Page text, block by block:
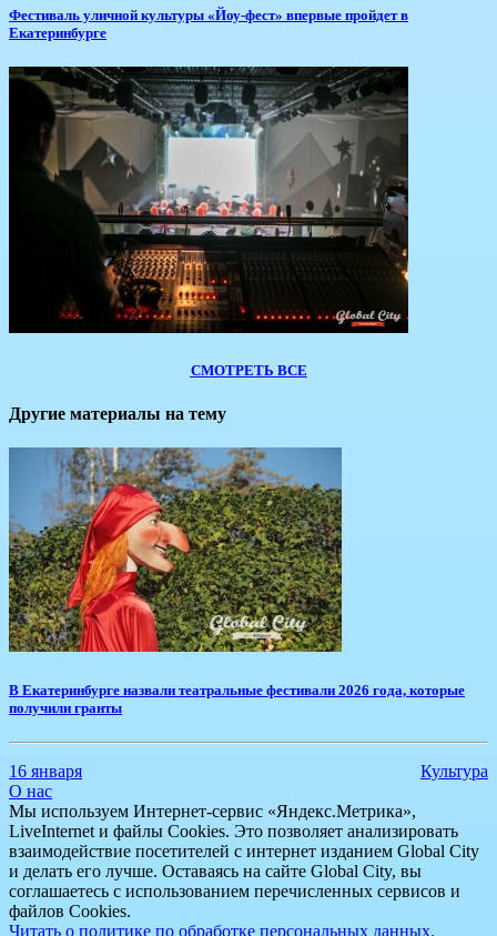
​Фестиваль уличной культуры «Йоу-фест» впервые пройдет в
Екатеринбурге
СМОТРЕТЬ ВСЕ
Другие материалы на тему
В Екатеринбурге назвали театральные фестивали 2026 года, которые
получили гранты
16 января
Культура
О нас
Мы используем Интернет-сервис «Яндекс.Метрика»,
LiveInternet и файлы Cookies. Это позволяет анализировать
взаимодействие посетителей с интернет изданием Global City
и делать его лучше. Оставаясь на сайте Global City, вы
соглашаетесь с использованием перечисленных сервисов и
файлов Cookies.
Читать о политике по обработке персональных данных.